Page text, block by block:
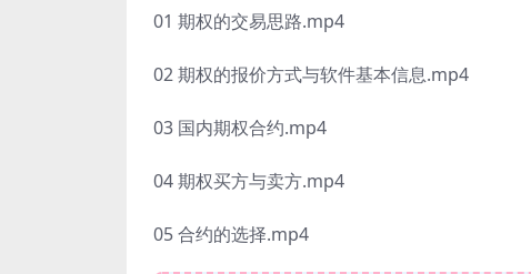
01 期权的交易思路.mp4
02 期权的报价方式与软件基本信息.mp4
03 国内期权合约.mp4
04 期权买方与卖方.mp4
05 合约的选择.mp4